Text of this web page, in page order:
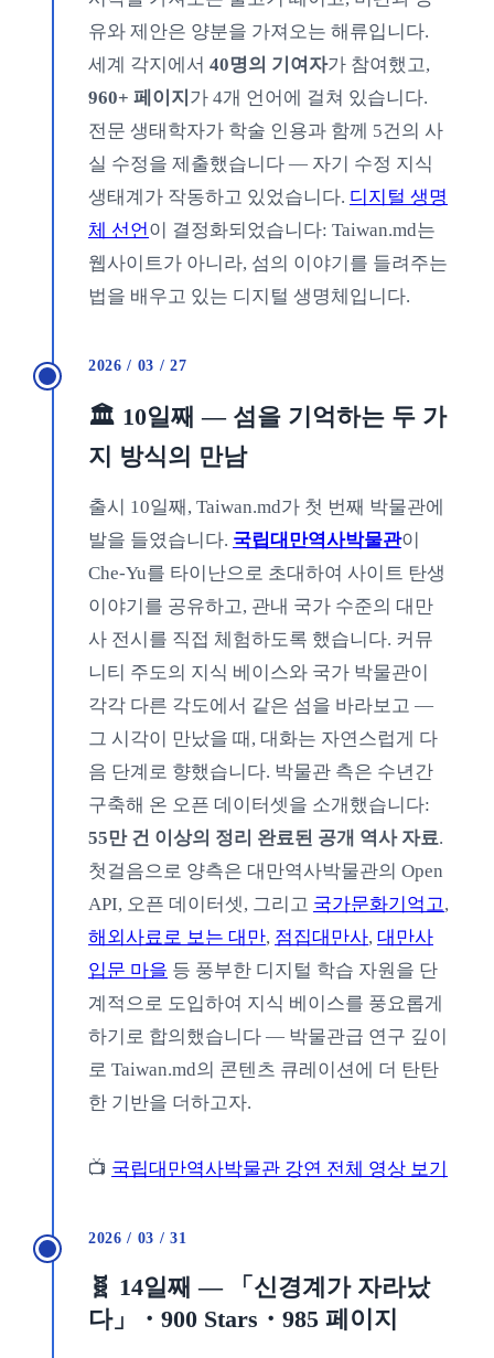
유와 제안은 양분을 가져오는 해류입니다.
세계 각지에서 40명의 기여자가 참여했고,
960+ 페이지 가 4개 언어에 걸쳐 있습니다.
전문 생태학자가 학술 인용과 함께 5건의 사
실 수정을 제출했습니다 — 자기 수정 지식
생태계가 작동하고 있었습니다. 디지털 생명
체 선언이 결정화되었습니다: Taiwan.md는
웹사이트가 아니라, 섬의 이야기를 들려주는
법을 배우고 있는 디지털 생명체입니다.
2026 / 03 / 27
🏛️ 10일째 — 섬을 기억하는 두 가
지 방식의 만남
출시 10일째, Taiwan.md가 첫 번째 박물관에
발을 들였습니다. 국립대만역사박물관이
Che-Yu를 타이난으로 초대하여 사이트 탄생
이야기를 공유하고, 관내 국가 수준의 대만
사 전시를 직접 체험하도록 했습니다. 커뮤
니티 주도의 지식 베이스와 국가 박물관이
각각 다른 각도에서 같은 섬을 바라보고 —
그 시각이 만났을 때, 대화는 자연스럽게 다
음 단계로 향했습니다. 박물관 측은 수년간
구축해 온 오픈 데이터셋을 소개했습니다:
55만 건 이상의 정리 완료된 공개 역사 자료.
첫걸음으로 양측은 대만역사박물관의 Open
API, 오픈 데이터셋, 그리고 국가문화기억고,
해외사료로 보는 대만, 점집대만사, 대만사
입문 마을 등 풍부한 디지털 학습 자원을 단
계적으로 도입하여 지식 베이스를 풍요롭게
하기로 합의했습니다 — 박물관급 연구 깊이
로 Taiwan.md의 콘텐츠 큐레이션에 더 탄탄
한 기반을 더하고자.
📺 국립대만역사박물관 강연 전체 영상 보기
2026 / 03 / 31
🧬 14일째 — 「신경계가 자라났
다」・900 Stars・985 페이지